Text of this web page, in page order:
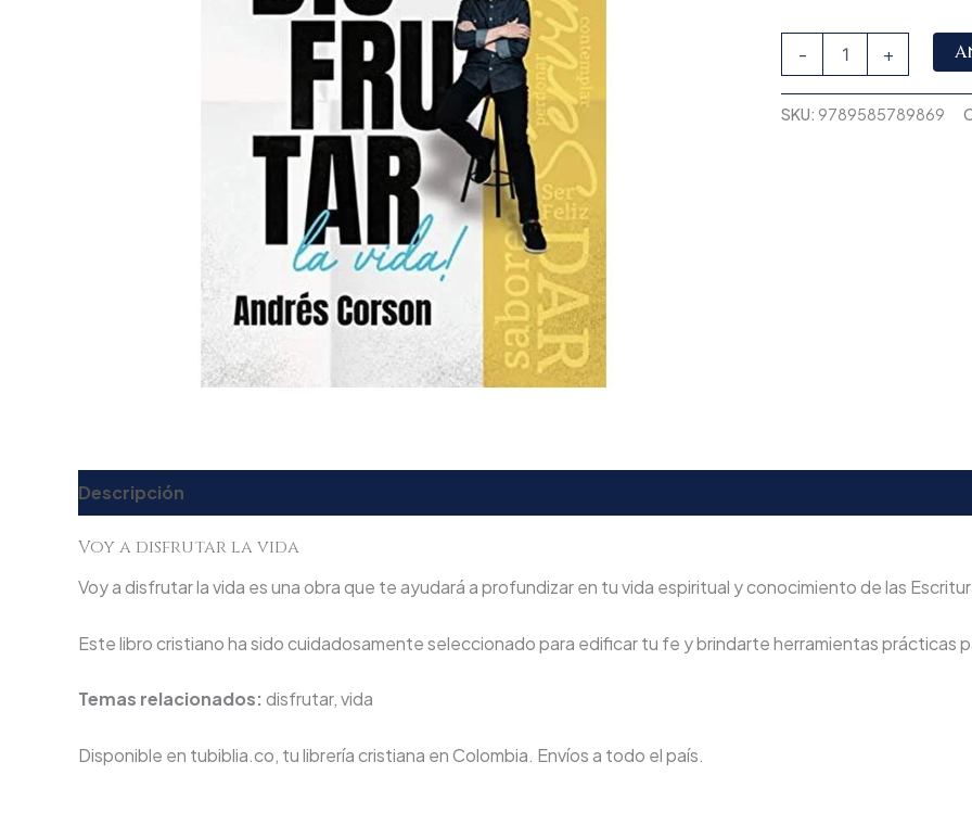
- +
SKU: 9789585789869
Descripción
Voy a disfrutar la vida
Voy a disfrutar la vida es una obra que te ayudará a profundizar en tu vida espiritual y conocimiento de las
Este libro cristiano ha sido cuidadosamente seleccionado para edificar tu fe y brindarte herramientas prácticas
Temas relacionados: disfrutar, vida
Disponible en tubiblia.co, tu librería cristiana en Colombia. Envíos a todo el país.